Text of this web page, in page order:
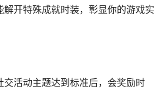
开特殊成就时装，彰显你的游戏实
活动主题达到标准后，会奖励时